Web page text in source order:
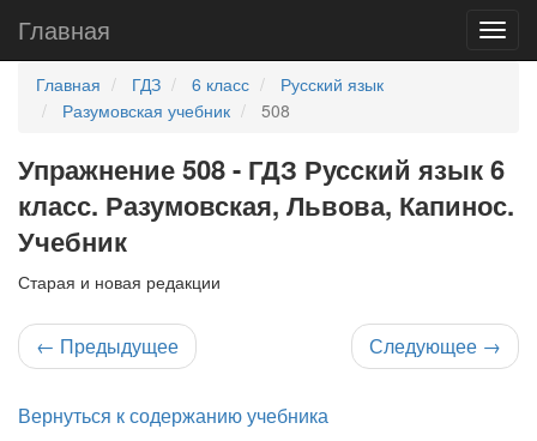
Главная
Главная ГДЗ 6 класс
Русский язык
Разумовская учебник
508
Упражнение 508 - ГДЗ Русский язык 6
класс. Разумовская, Львова, Капинос.
Учебник
Старая и новая редакции
← Предыдущее Следующее →
Вернуться к содержанию учебника